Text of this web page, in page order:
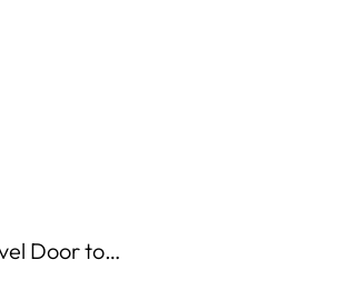
Door to…